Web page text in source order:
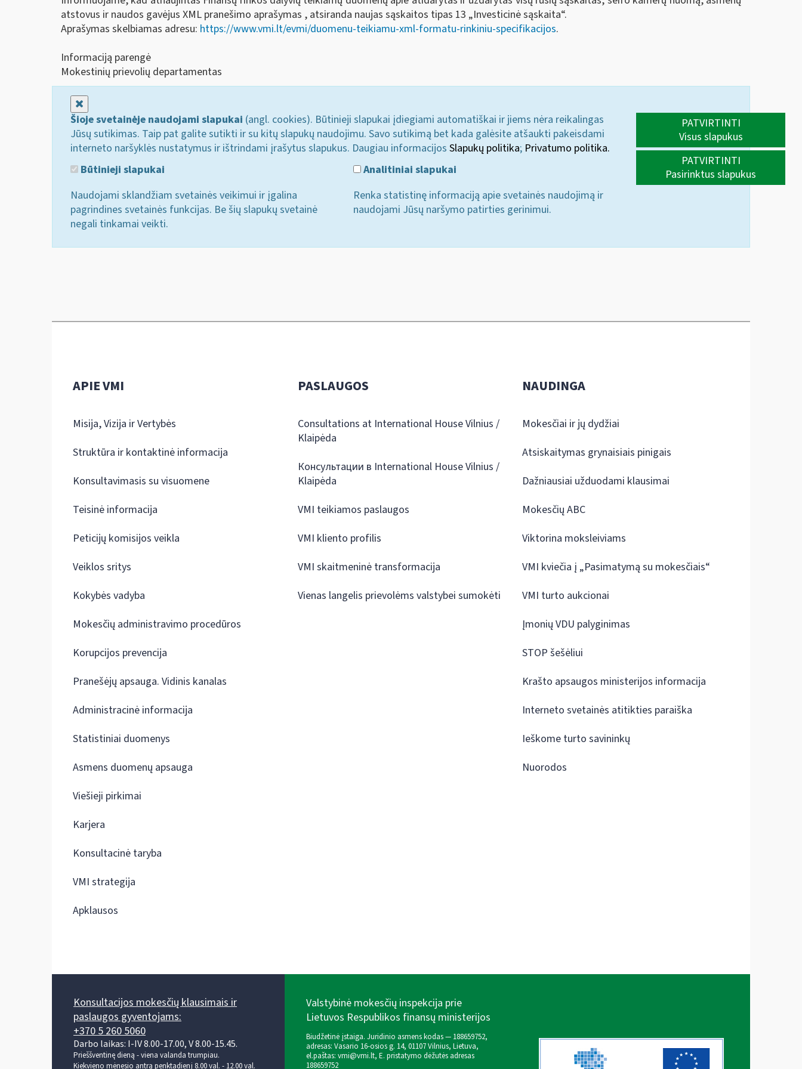
atstovus ir naudos gavėjus XML pranešimo aprašymas , atsiranda naujas sąskaitos tipas 13 „Investicinė sąskaita“.
Aprašymas skelbiamas adresu: https://www.vmi.lt/evmi/duomenu-teikiamu-xml-formatu-rinkiniu-specifikacijos.
Informaciją parengė
Mokestinių prievolių departamentas
Šioje svetainėje naudojami slapukai (angl. cookies). Būtinieji slapukai įdiegiami automatiškai ir jiems nėra reikalingas
Jūsų sutikimas. Taip pat galite sutikti ir su kitų slapukų naudojimu. Savo sutikimą bet kada galėsite atšaukti pakeisdami
interneto naršyklės nustatymus ir ištrindami įrašytus slapukus. Daugiau informacijos Slapukų politika; Privatumo politika.
Būtinieji slapukai
Naudojami sklandžiam svetainės veikimui ir įgalina
pagrindines svetainės funkcijas. Be šių slapukų svetainė
negali tinkamai veikti.
Analitiniai slapukai
Renka statistinę informaciją apie svetainės naudojimą ir
naudojami Jūsų naršymo patirties gerinimui.
PATVIRTINTI
Visus slapukus
PATVIRTINTI
Pasirinktus slapukus
APIE VMI
Misija, Vizija ir Vertybės
Struktūra ir kontaktinė informacija
Konsultavimasis su visuomene
Teisinė informacija
Peticijų komisijos veikla
Veiklos sritys
Kokybės vadyba
Mokesčių administravimo procedūros
Korupcijos prevencija
Pranešėjų apsauga. Vidinis kanalas
Administracinė informacija
Statistiniai duomenys
Asmens duomenų apsauga
Viešieji pirkimai
Karjera
Konsultacinė taryba
VMI strategija
Apklausos
PASLAUGOS
Consultations at International House Vilnius /
Klaipėda
Консультации в International House Vilnius /
Klaipėda
VMI teikiamos paslaugos
VMI kliento profilis
VMI skaitmeninė transformacija
Vienas langelis prievolėms valstybei sumokėti
NAUDINGA
Mokesčiai ir jų dydžiai
Atsiskaitymas grynaisiais pinigais
Dažniausiai užduodami klausimai
Mokesčių ABC
Viktorina moksleiviams
VMI kviečia į „Pasimatymą su mokesčiais“
VMI turto aukcionai
Įmonių VDU palyginimas
STOP šešėliui
Krašto apsaugos ministerijos informacija
Interneto svetainės atitikties paraiška
Ieškome turto savininkų
Nuorodos
Konsultacijos mokesčių klausimais ir
paslaugos gyventojams:
+370 5 260 5060
Darbo laikas: I-IV 8.00-17.00, V 8.00-15.45.
Prieššventinę dieną - viena valanda trumpiau.
Kiekvieno mėnesio antrą penktadienį 8.00 val. - 12.00 val.
Valstybinė mokesčių inspekcija prie
Lietuvos Respublikos finansų ministerijos
Biudžetinė įstaiga. Juridinio asmens kodas — 188659752,
adresas: Vasario 16-osios g. 14, 01107 Vilnius, Lietuva,
el.paštas: vmi@vmi.lt, E. pristatymo dėžutės adresas
188659752